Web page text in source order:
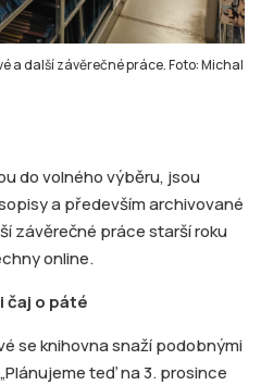
a další závěrečné práce. Foto: Michal
do volného výběru, jsou
a především archivované
závěrečné práce starší roku
online.
čaj o páté
se knihovna snaží podobnými
teď na 3. prosince